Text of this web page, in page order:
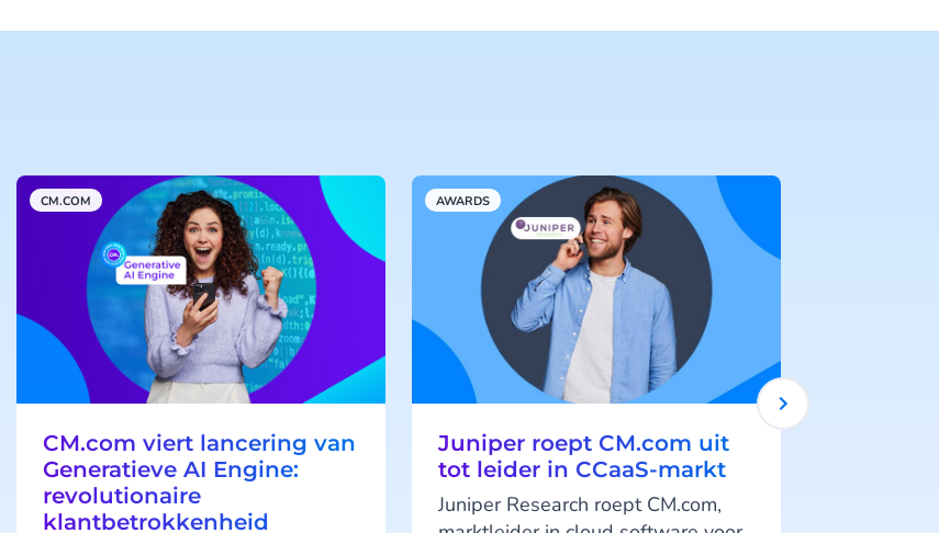
CM.COM
CM.com viert lancering van
Generatieve AI Engine:
revolutionaire
klantbetrokkenheid
AWARDS
Juniper roept CM.com uit
tot leider in CCaaS-markt
Juniper Research roept CM.com,